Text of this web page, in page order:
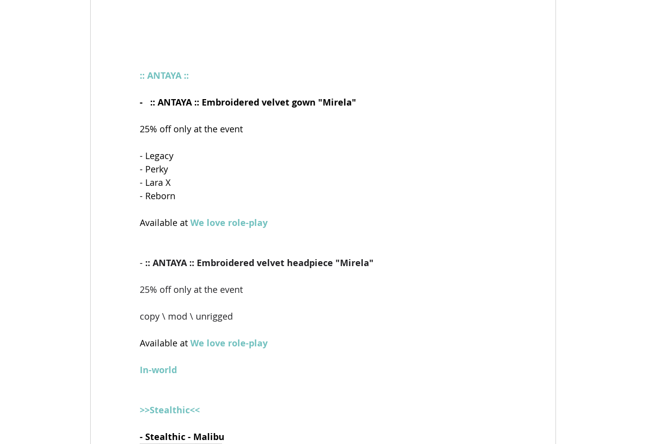
:: ANTAYA ::
-   :: ANTAYA :: Embroidered velvet gown "Mirela"
25% off only at the event
- Legacy
- Perky
- Lara X
- Reborn
Available at We love role-play
- :: ANTAYA :: Embroidered velvet headpiece "Mirela"
25% off only at the event
copy \ mod \ unrigged
Available at We love role-play
In-world
>>Stealthic<<
- Stealthic - Malibu